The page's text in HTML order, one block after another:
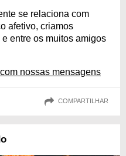
se relaciona com
afetivo, criamos
entre os muitos amigos
nossas mensagens
COMPARTILHAR